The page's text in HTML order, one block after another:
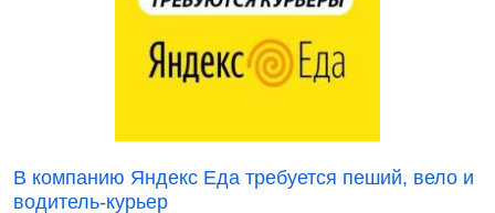
В компанию Яндекс Еда требуется пеший, вело и
водитель-курьер